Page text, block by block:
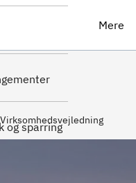
og sparring
Mere
Køge her
Virksomhedsvejledning